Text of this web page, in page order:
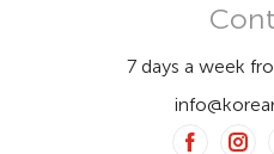
7 days a week